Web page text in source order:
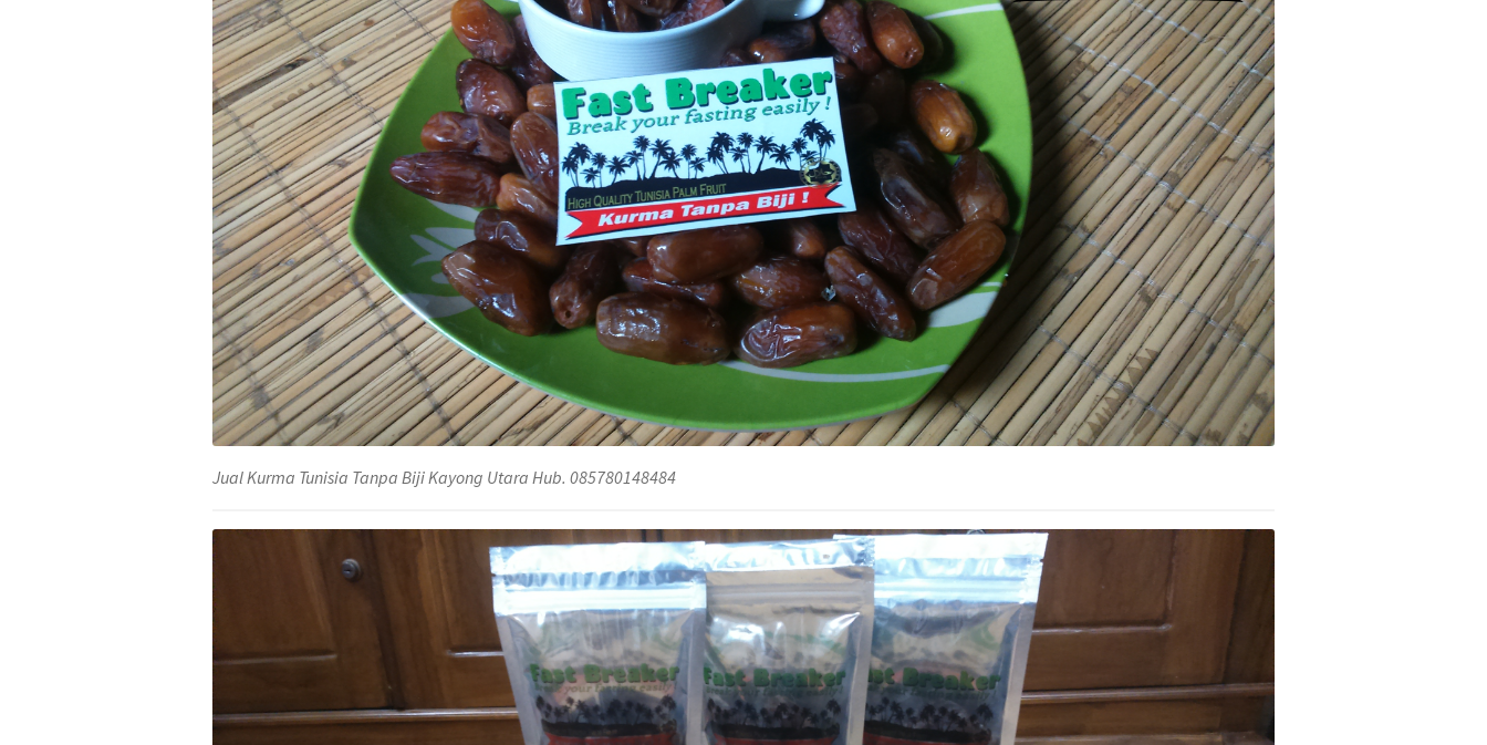
Jual Kurma Tunisia Tanpa Biji Kayong Utara Hub. 085780148484